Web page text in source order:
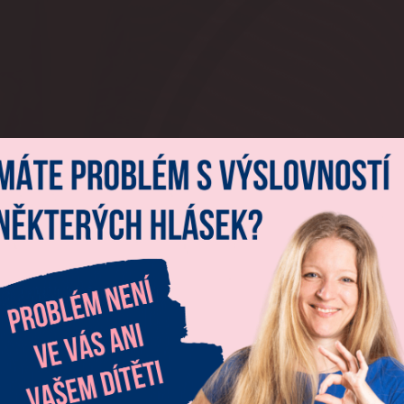
2. online kongres
řeči v